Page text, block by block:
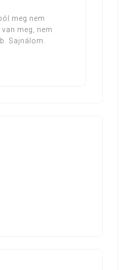
meg nem
meg, nem
Sajnálom.